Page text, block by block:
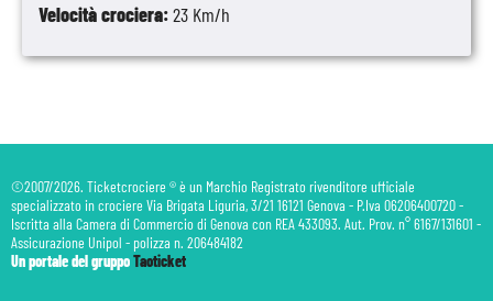
Velocità crociera:23 Km/h
Argentina
20
Argentina
Buenos Aires 00:01 20:00
21 Navigazione
©2007/2026. Ticketcrociere ® è un Marchio Registrato rivenditore ufficiale
specializzato in crociere Via Brigata Liguria, 3/21 16121 Genova - P.Iva 06206400720 -
Iscritta alla Camera di Commercio di Genova con REA 433093. Aut. Prov. n° 6167/131601 -
Assicurazione Unipol - polizza n. 206484182
Un portale del gruppoTaoticket